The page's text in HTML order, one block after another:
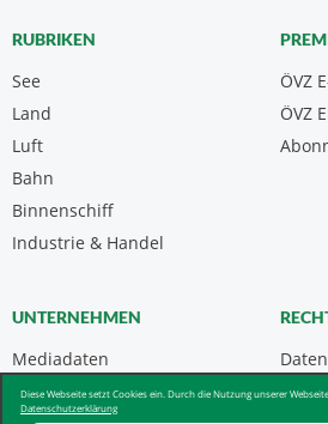
Diese Webseite setzt Cookies ein. Durch die Nutzung unserer
Datenschutzerklärung
RUBRIKEN
See
Land
Luft
Bahn
Binnenschiff
Industrie & Handel
ÖVZ
ÖVZ
UNTERNEHMEN
Mediadaten
Kontakt